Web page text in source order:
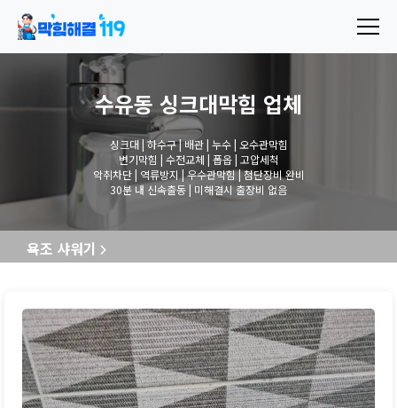
수유동 싱크대막힘 업체
싱크대 | 하수구 | 배관 | 누수 | 오수관막힘
변기막힘 | 수전교체 | 폽옵 | 고압세척
악취차단 | 역류방지 | 우수관막힘 | 첨단장비 완비
30분 내 신속출동 | 미해결시 출장비 없음
욕조 샤워기